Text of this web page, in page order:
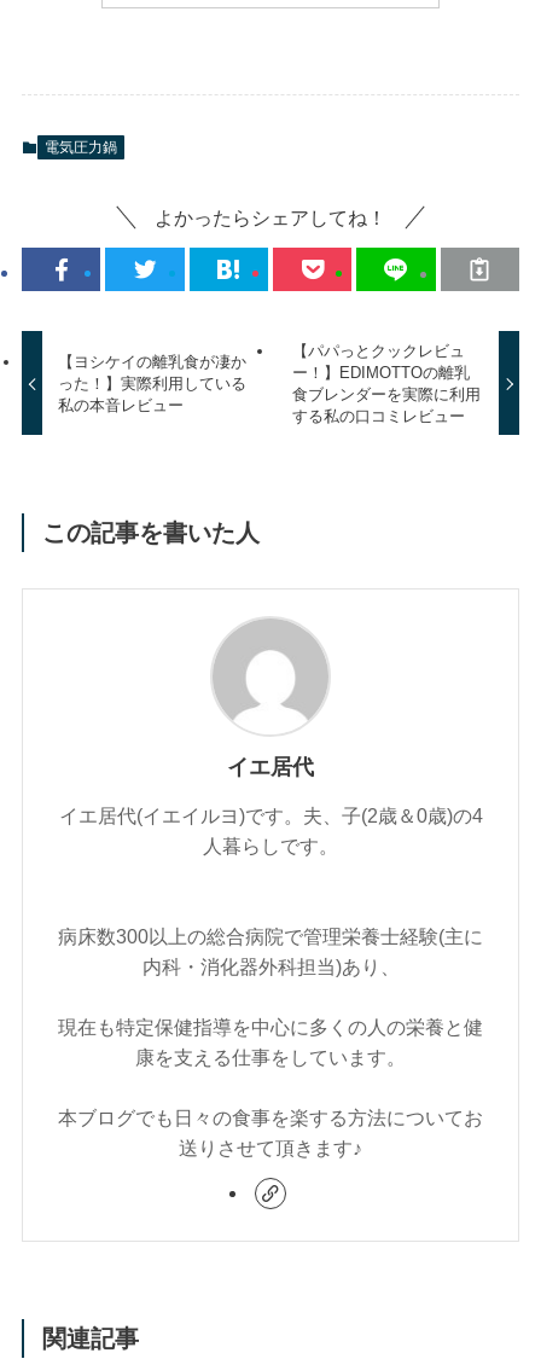
電気圧力鍋
よかったらシェアしてね！
【ヨシケイの離乳食が凄か
った！】実際利用している
私の本音レビュー
【パパっとクックレビュ
ー！】EDIMOTTOの離乳
食ブレンダーを実際に利用
する私の口コミレビュー
この記事を書いた人
イエ居代
イエ居代(イエイルヨ)です。夫、子(2歳＆0歳)の4
人暮らしです。
病床数300以上の総合病院で管理栄養士経験(主に
内科・消化器外科担当)あり、
現在も特定保健指導を中心に多くの人の栄養と健
康を支える仕事をしています。
本ブログでも日々の食事を楽する方法についてお
送りさせて頂きます♪
関連記事